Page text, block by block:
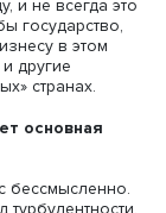
расшить
и
обширных